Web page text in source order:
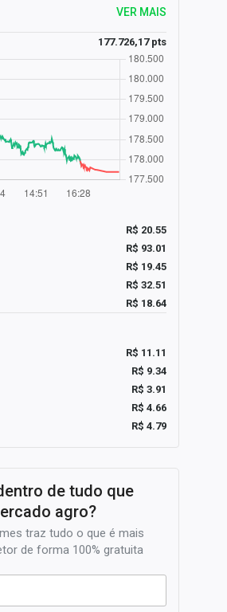
VER MAIS
177.726,17 pts
R$ 20.55
R$ 93.01
R$ 19.45
R$ 32.51
R$ 18.64
R$ 11.11
R$ 9.34
R$ 3.91
R$ 4.66
R$ 4.79
de tudo que
agro?
traz tudo o que é mais
de forma 100% gratuita